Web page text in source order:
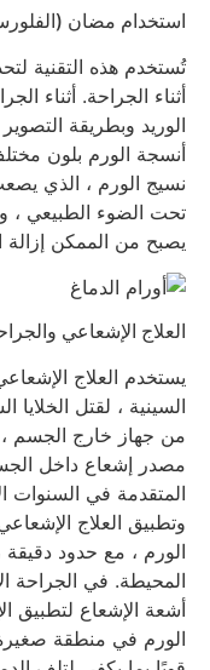
استخدام مضان
تُستخدم هذه التقنية
أثناء الجراحة. أثناء
الوريد وبطريقة
أنسجة الورم بلون
نسيج الورم ، الذي
تحت الضوء الطبيعي ،
يصبح من الممكن إزالة
العلاج الإشعاعي
يستخدم العلاج
السينية ، لقتل
من جهاز خارج الجسم
مصدر إشعاع داخل
المتقدمة في السنوات
وتطبيق العلاج
الورم ، مع حدود دقيقة
المحيطة. في الجراحة
أشعة الإشعاع لتطبيق
الورم في منطقة